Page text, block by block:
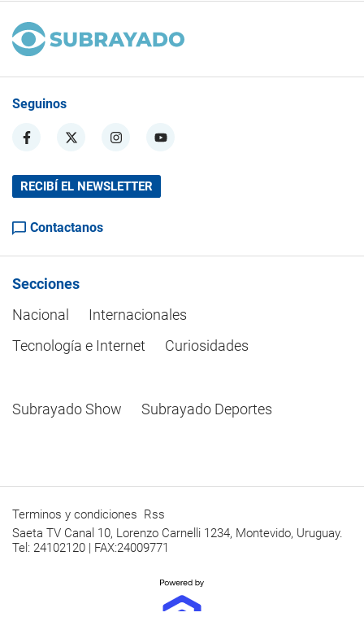
Seguinos
RECIBÍ EL NEWSLETTER
Contactanos
Secciones
Nacional
Internacionales
Tecnología e Internet
Curiosidades
Subrayado Show Subrayado Deportes
Terminos y condiciones Rss
Saeta TV Canal 10, Lorenzo Carnelli 1234, Montevido, Uruguay.
Tel: 24102120 | FAX:24009771